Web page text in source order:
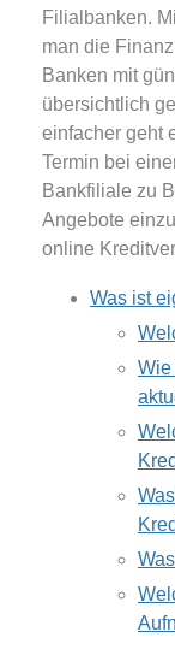
Filialbanken.
man die
Banken mit
übersichtlich
einfacher geht
Termin bei
Bankfiliale zu
Angebote
online
Was ist
Wie